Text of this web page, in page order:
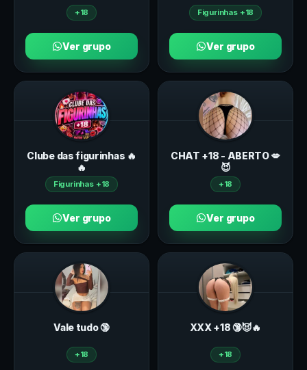
+18
Ver grupo
Figurinhas +18
Ver grupo
Clube das figurinhas 🔥
🔥
Figurinhas +18
Ver grupo
CHAT +18 - ABERTO 💋
😈
+18
Ver grupo
Vale tudo 🔞
+18
ХXХ +18 🔞😈🔥
+18